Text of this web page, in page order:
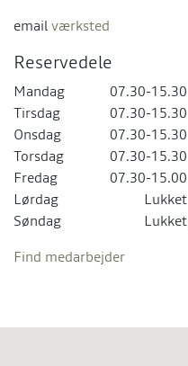
emailværksted
Reservedele
Mandag
07.30-15.30
Tirsdag
07.30-15.30
Onsdag
07.30-15.30
Torsdag
07.30-15.30
Fredag
07.30-15.00
Lørdag
Lukket
Søndag
Lukket
Find medarbejder